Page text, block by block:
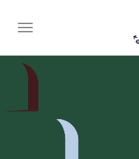
Toggle